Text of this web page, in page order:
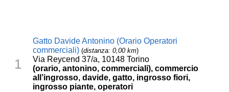
1
Gatto Davide Antonino (Orario Operatori
commerciali) (distanza: 0,00 km)
Via Reycend 37/a, 10148 Torino
(orario, antonino, commerciali), commercio
all’ingrosso, davide, gatto, ingrosso fiori,
ingrosso piante, operatori